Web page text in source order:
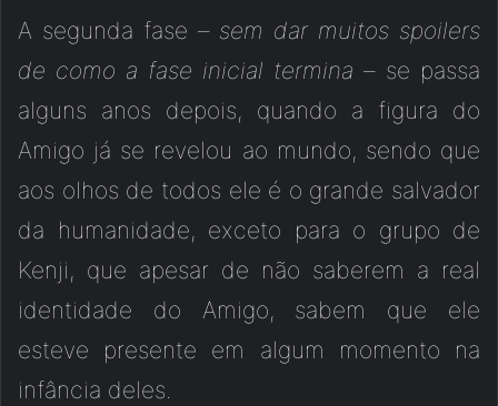
A segunda fase – sem dar muitos spoilers
de como a fase inicial termina – se passa
alguns anos depois, quando a figura do
Amigo já se revelou ao mundo, sendo que
aos olhos de todos ele é o grande salvador
da humanidade, exceto para o grupo de
Kenji, que apesar de não saberem a real
identidade do Amigo, sabem que ele
esteve presente em algum momento na
infância deles.